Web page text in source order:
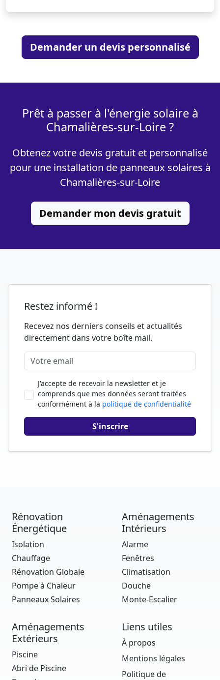
Demander un devis personnalisé
Prêt à passer à l'énergie solaire à
Chamalières-sur-Loire ?
Obtenez votre devis gratuit et personnalisé
pour une installation de panneaux solaires à
Chamalières-sur-Loire
Demander mon devis gratuit
Restez informé !
Recevez nos derniers conseils et actualités
directement dans votre boîte mail.
J'accepte de recevoir la newsletter et je
comprends que mes données seront traitées
conformément à la politique de confidentialité
Rénovation
Énergétique
Isolation
Chauffage
Rénovation Globale
Pompe à Chaleur
Panneaux Solaires
Aménagements
Intérieurs
Alarme
Fenêtres
Climatisation
Douche
Monte-Escalier
Aménagements
Extérieurs
Piscine
Abri de Piscine
Liens utiles
À propos
Mentions légales
Politique de